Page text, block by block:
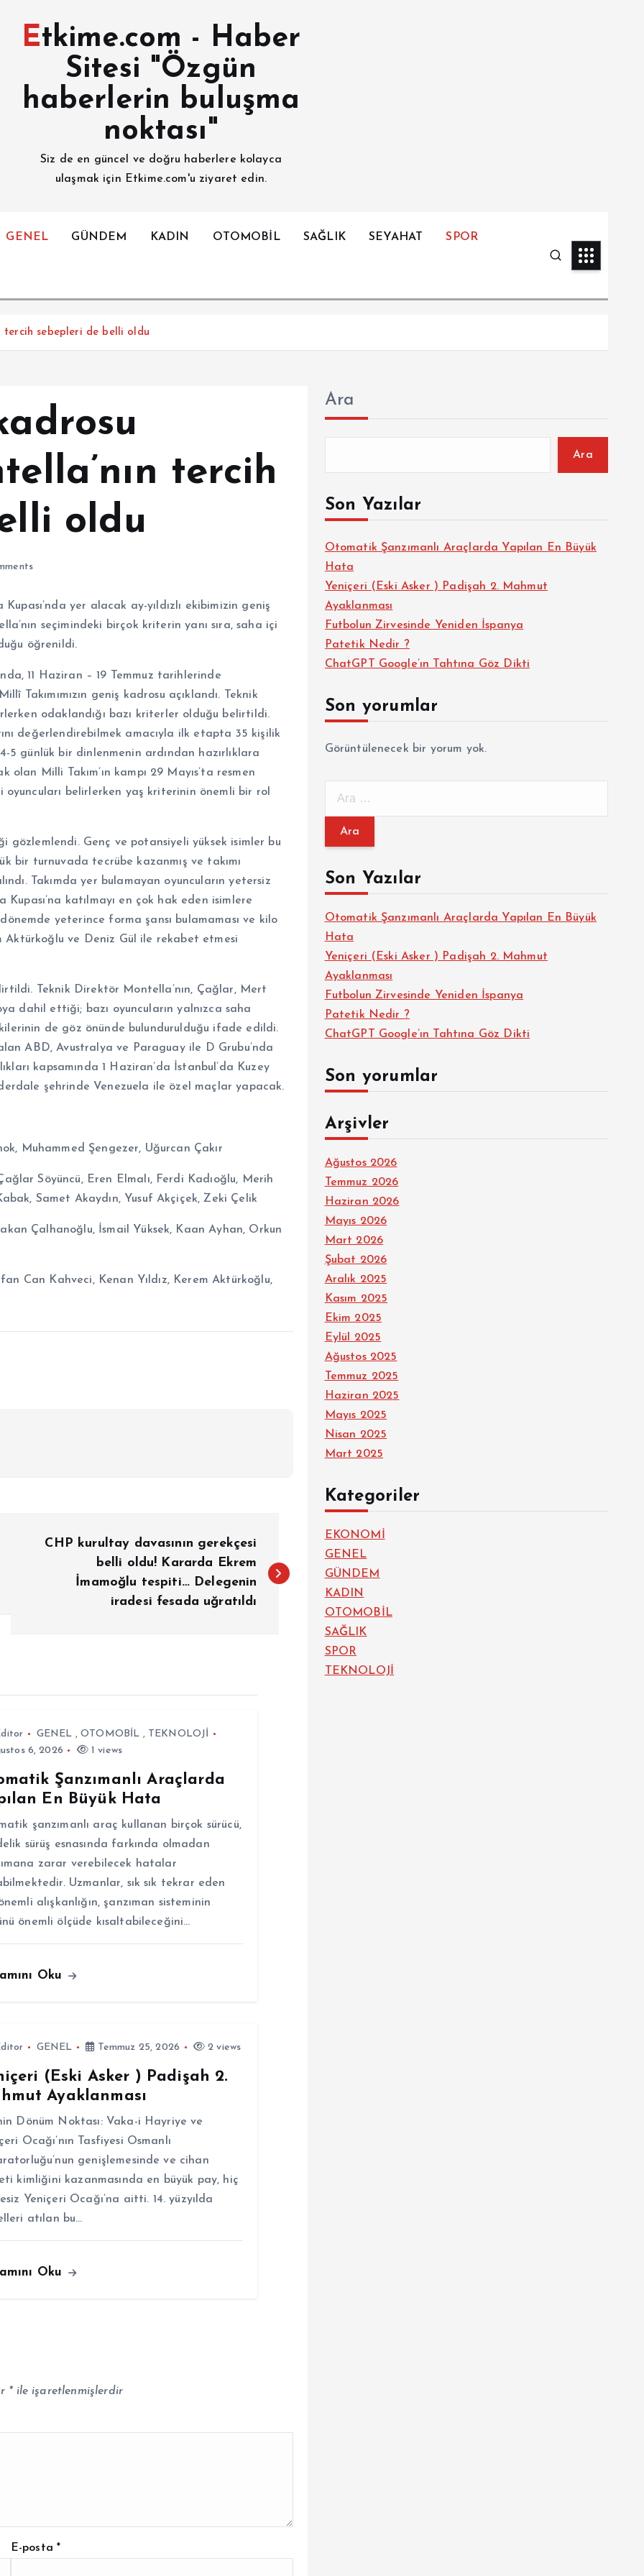
Etkime.com - Haber
Sitesi "Özgün
haberlerin buluşma
noktası"
Siz de en güncel ve doğru haberlere kolayca
ulaşmak için Etkime.com'u ziyaret edin.
GENEL GÜNDEM KADIN OTOMOBİL SAĞLIK SEYAHAT SPOR
tercih sebepleri de belli oldu
tercih
oldu
yer alacak ay-yıldızlı ekibimizin geniş
seçimindeki birçok kriterin yanı sıra, saha içi
öğrenildi.
11 Haziran – 19 Temmuz tarihlerinde
Takımımızın geniş kadrosu açıklandı. Teknik
odaklandığı bazı kriterler olduğu belirtildi.
değerlendirebilmek amacıyla ilk etapta 35 kişilik
5 günlük bir dinlenmenin ardından hazırlıklara
Milli Takım’ın kampı 29 Mayıs’ta resmen
oyuncuları belirlerken yaş kriterinin önemli bir rol
gözlemlendi. Genç ve potansiyeli yüksek isimler bu
bir turnuvada tecrübe kazanmış ve takımı
Takımda yer bulamayan oyuncuların yetersiz
katılmayı en çok hak eden isimlere
yeterince forma şansı bulamaması ve kilo
Aktürkoğlu ve Deniz Gül ile rekabet etmesi
Teknik Direktör Montella’nın, Çağlar, Mert
dahil ettiği; bazı oyuncuların yalnızca saha
de göz önünde bulundurulduğu ifade edildi.
ABD, Avustralya ve Paraguay ile D Grubu’nda
kapsamında 1 Haziran’da İstanbul’da Kuzey
şehrinde Venezuela ile özel maçlar yapacak.
Muhammed Şengezer, Uğurcan Çakır
Söyüncü, Eren Elmalı, Ferdi Kadıoğlu, Merih
Samet Akaydın, Yusuf Akçiçek, Zeki Çelik
Çalhanoğlu, İsmail Yüksek, Kaan Ayhan, Orkun
Can Kahveci, Kenan Yıldız, Kerem Aktürkoğlu,
CHP kurultay davasının gerekçesi
belli oldu! Kararda Ekrem
İmamoğlu tespiti… Delegenin
iradesi fesada uğratıldı
GENEL ,OTOMOBİL , TEKNOLOJİ
6, 2026
1 views
Şanzımanlı Araçlarda
En Büyük Hata
şanzımanlı araç kullanan birçok sürücü,
sürüş esnasında farkında olmadan
zarar verebilecek hatalar
Uzmanlar, sık sık tekrar eden
alışkanlığın, şanzıman sisteminin
önemli ölçüde kısaltabileceğini…
Oku
GENEL Temmuz 25, 2026 2 views
(Eski Asker ) Padişah 2.
Ayaklanması
Dönüm Noktası: Vaka-i Hayriye ve
Ocağı’nın Tasfiyesi Osmanlı
genişlemesinde ve cihan
kimliğini kazanmasında en büyük pay, hiç
Yeniçeri Ocağı’na aitti. 14. yüzyılda
atılan bu…
Oku
*ile işaretlenmişlerdir
E-posta*
Ara
Ara
Son Yazılar
Otomatik Şanzımanlı Araçlarda Yapılan En Büyük
Hata
Yeniçeri (Eski Asker ) Padişah 2. Mahmut
Ayaklanması
Futbolun Zirvesinde Yeniden İspanya
Patetik Nedir ?
ChatGPT Google’ın Tahtına Göz Dikti
Son yorumlar
Görüntülenecek bir yorum yok.
m
:Son Yazılar
Otomatik Şanzımanlı Araçlarda Yapılan En Büyük
Hata
Yeniçeri (Eski Asker ) Padişah 2. Mahmut
Ayaklanması
Futbolun Zirvesinde Yeniden İspanya
Patetik Nedir ?
ChatGPT Google’ın Tahtına Göz Dikti
Son yorumlar
Arşivler
Ağustos 2026
Temmuz 2026
Haziran 2026
Mayıs 2026
Mart 2026
Şubat 2026
Aralık 2025
Kasım 2025
Ekim 2025
Eylül 2025
Ağustos 2025
Temmuz 2025
Haziran 2025
Mayıs 2025
Nisan 2025
Mart 2025
Kategoriler
EKONOMİ
GENEL
GÜNDEM
KADIN
OTOMOBİL
SAĞLIK
SPOR
TEKNOLOJİ